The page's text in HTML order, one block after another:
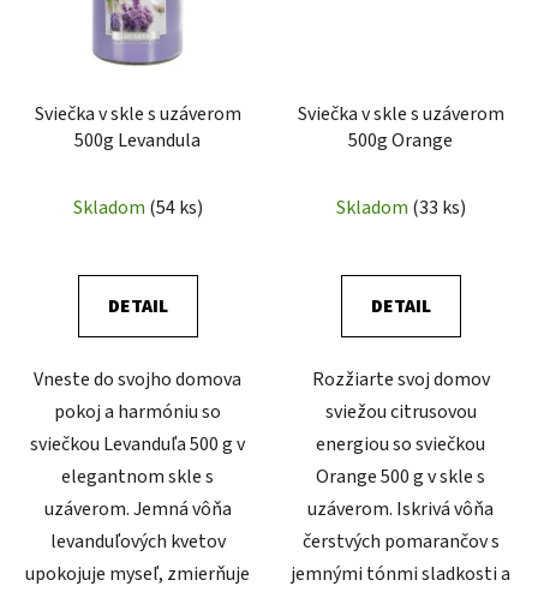
Sviečka v skle s uzáverom
500g Levandula
Skladom (54 ks)
DETAIL
Vneste do svojho domova
pokoj a harmóniu so
sviečkou Levanduľa 500 g v
elegantnom skle s
uzáverom. Jemná vôňa
levanduľových kvetov
upokojuje myseľ, zmierňuje
Sviečka v skle s uzáverom
500g Orange
Skladom (33 ks)
DETAIL
Rozžiarte svoj domov
sviežou citrusovou
energiou so sviečkou
Orange 500 g v skle s
uzáverom. Iskrivá vôňa
čerstvých pomarančov s
jemnými tónmi sladkosti a